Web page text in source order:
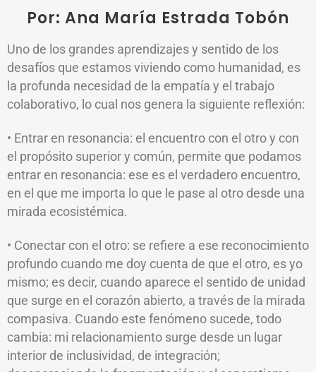
Por: Ana María Estrada Tobón
Uno de los grandes aprendizajes y sentido de los
desafíos que estamos viviendo como humanidad, es
la profunda necesidad de la empatía y el trabajo
colaborativo, lo cual nos genera la siguiente reflexión:
• Entrar en resonancia: el encuentro con el otro y con
el propósito superior y común, permite que podamos
entrar en resonancia: ese es el verdadero encuentro,
en el que me importa lo que le pase al otro desde una
mirada ecosistémica.
• Conectar con el otro: se refiere a ese reconocimiento
profundo cuando me doy cuenta de que el otro, es yo
mismo; es decir, cuando aparece el sentido de unidad
que surge en el corazón abierto, a través de la mirada
compasiva. Cuando este fenómeno sucede, todo
cambia: mi relacionamiento surge desde un lugar
interior de inclusividad, de integración;